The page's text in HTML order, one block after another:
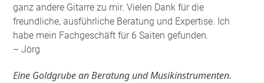
ganz andere Gitarre zu mir. Vielen Dank für die
freundliche, ausführliche Beratung und Expertise. Ich
habe mein Fachgeschäft für 6 Saiten gefunden.
– Jörg
Eine Goldgrube an Beratung und Musikinstrumenten.